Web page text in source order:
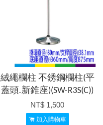
絨繩欄柱 不銹鋼欄柱(平
蓋頭.新錐座)(SW-R3S(C))
NT$ 1,500
加入購物車